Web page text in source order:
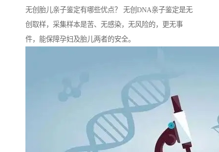
无创胎儿亲子鉴定有哪些优点？ 无创DNA亲子鉴定是无
创取样，采集样本是苦、无感染，无风险的，更无事
件，能保障孕妇及胎儿两者的安全。